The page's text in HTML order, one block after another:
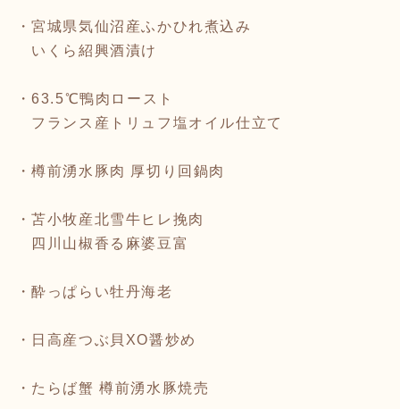
・宮城県気仙沼産ふかひれ煮込み
いくら紹興酒漬け
・63.5℃鴨肉ロースト
フランス産トリュフ塩オイル仕立て
・樽前湧水豚肉 厚切り回鍋肉
・苫小牧産北雪牛ヒレ挽肉
四川山椒香る麻婆豆富
・酔っぱらい牡丹海老
・日高産つぶ貝XO醤炒め
・たらば蟹 樽前湧水豚焼売